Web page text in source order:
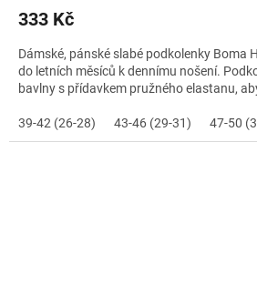
333 Kč
Dámské, pánské slabé podkolenky Boma
do letních měsíců k dennímu nošení.
bavlny s přídavkem pružného elastanu,
39-42 (26-28) 43-46 (29-31) 47-50